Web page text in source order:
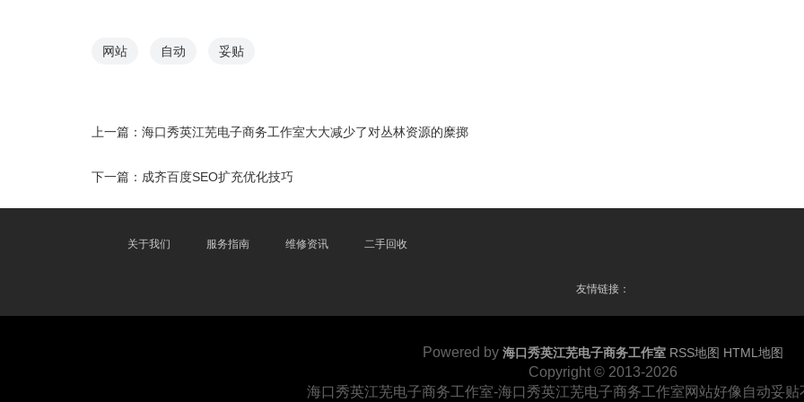
网站 自动 妥贴
上一篇： 海口秀英江芜电子商务工作室大大减少了对丛林资源的糜掷
下一篇： 成齐百度SEO扩充优化技巧
关于我们 服务指南 维修资讯 二手回收
友情链接：
Powered by 海口秀英江芜电子商务工作室 RSS地图 HTML地图
Copyright © 2013-2026
海口秀英江芜电子商务工作室-海口秀英江芜电子商务工作室网站好像自动妥贴